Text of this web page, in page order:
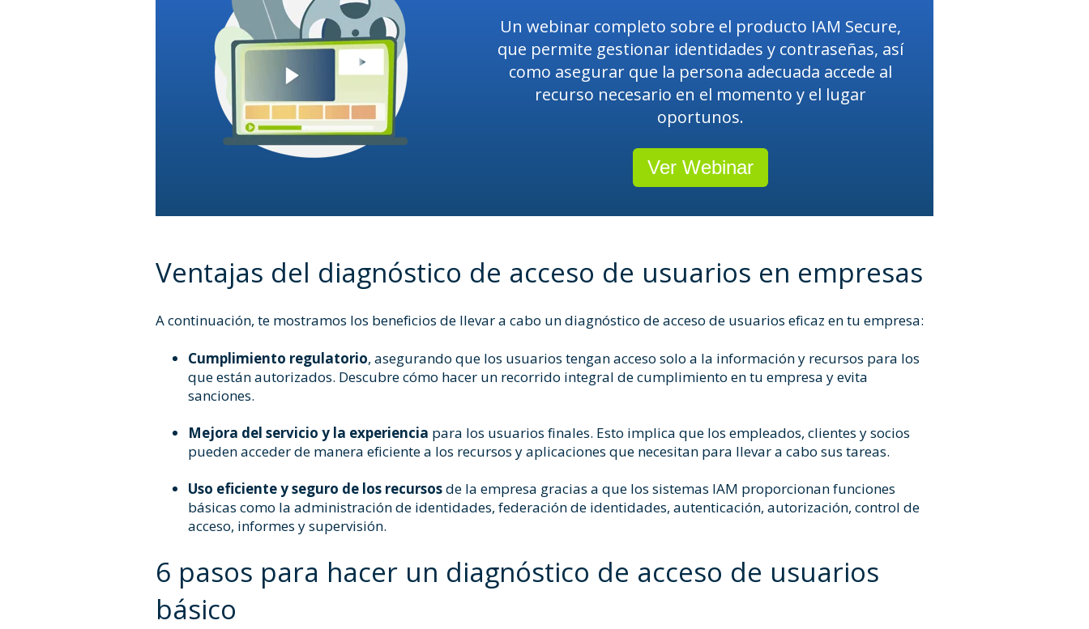
Un webinar completo sobre el producto IAM Secure,
que permite gestionar identidades y contraseñas, así
como asegurar que la persona adecuada accede al
recurso necesario en el momento y el lugar
oportunos.
Ver Webinar
Ventajas del diagnóstico de acceso de usuarios en empresas
A continuación, te mostramos los beneficios de llevar a cabo un diagnóstico de acceso de usuarios eficaz en tu empresa:
Cumplimiento regulatorio, asegurando que los usuarios tengan acceso solo a la información y recursos para los
que están autorizados. Descubre cómo hacer un recorrido integral de cumplimiento en tu empresa y evita
sanciones.
Mejora del servicio y la experiencia para los usuarios finales. Esto implica que los empleados, clientes y socios
pueden acceder de manera eficiente a los recursos y aplicaciones que necesitan para llevar a cabo sus tareas.
Uso eficiente y seguro de los recursosde la empresa gracias a que los sistemas IAM proporcionan funciones
básicas como la administración de identidades, federación de identidades, autenticación, autorización, control de
acceso, informes y supervisión.
6 pasos para hacer un diagnóstico de acceso de usuarios
básico